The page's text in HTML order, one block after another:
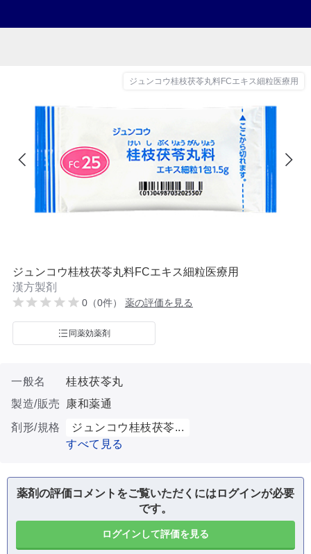
ジュンコウ桂枝茯苓丸料FCエキス細粒医療用
ジュンコウ桂枝茯苓丸料FCエキス細粒医療用
漢方製剤
0（0件） 薬の評価を見る
同薬効薬剤
一般名
桂枝茯苓丸
製造/販売
康和薬通
剤形/規格
ジュンコウ桂枝茯苓...
すべて見る
薬剤の評価コメントをご覧いただくにはログインが必要
です。
ログインして評価を見る